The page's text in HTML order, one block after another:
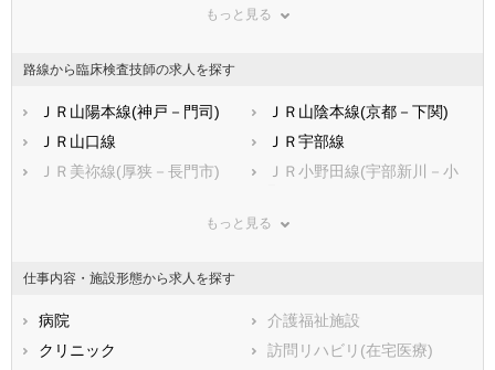
山口県
福岡県
佐賀県
熊本県
大分県
宮崎県
鹿児島県
柳井市
山陽小野田市
玖珂郡和木町
熊毛郡上関町
熊毛郡田布施町
熊毛郡平生町
阿武郡阿武町
もっと見る
路線から臨床検査技師の求人を探す
ＪＲ山陽本線(神戸－門司)
ＪＲ山陰本線(京都－下関)
ＪＲ山口線
ＪＲ宇部線
ＪＲ美祢線(厚狭－長門市)
ＪＲ小野田線(宇部新川－小
錦川鉄道錦川清流線
もっと見る
仕事内容・施設形態から求人を探す
病院
介護福祉施設
クリニック
訪問リハビリ(在宅医療)